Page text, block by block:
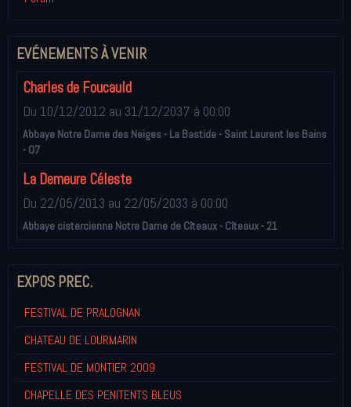
EVÉNEMENTS À VENIR
Charles de Foucauld
Du 10/12/2012 au 31/12/2037 à 00:00
Abbaye Notre Dame des Neiges - La Bastide - Saint Laurent les Bains
- 07
La Demeure Céleste
Du 22/05/2013 au 22/05/2033 à 00:00
Abbaye cistercienne Notre Dame de Cîteaux - Cîteaux - 21
EXPOS PREC.
FESTIVAL DE PRALOGNAN
CHATEAU DE LOURMARIN
FESTIVAL DE MONTIER 2009
CHAPELLE DES PENITENTS BLEUS